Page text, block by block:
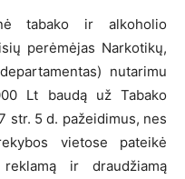
tabako ir alkoholio
perėmėjas Narkotikų,
nutarimu
Lt baudą už Tabako
str. 5 d. pažeidimus, nes
vietose pateikė
ir draudžiamą